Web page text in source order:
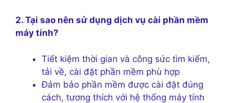
2. Tại sao nên sử dụng dịch vụ cài phần mềm
máy tính?
Tiết kiệm thời gian và công sức tìm kiếm,
tải về, cài đặt phần mềm phù hợp
Đảm bảo phần mềm được cài đặt đúng
cách, tương thích với hệ thống máy tính